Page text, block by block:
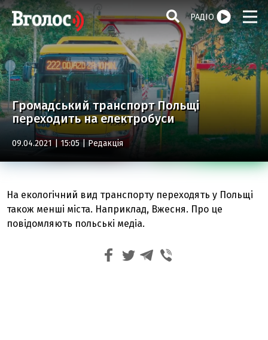
РАДІО
Громадський транспорт Польщі
переходить на електробуси
09.04.2021 | 15:05 | Редакція
На екологічний вид транспорту переходять у Польщі
також менші міста. Наприклад, Вжесня. Про це
повідомляють польські медіа.